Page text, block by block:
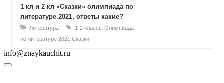
1 кл и 2 кл «Сказки» олимпиада по
литературе 2021, ответы какие?
Литература 1-2 классы Олимпиада
по литературе 2021 Сказки
info@znaykauchit.ru